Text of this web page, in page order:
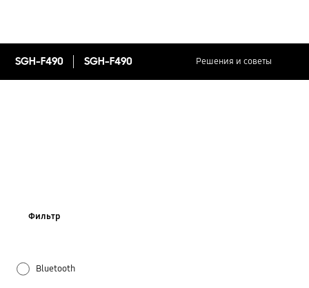
SGH-F490 SGH-F490 Решения и советы
Фильтр
Bluetooth